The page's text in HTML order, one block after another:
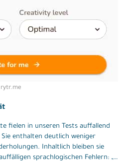
fielen in unseren Tests auffallend
Sie enthalten deutlich weniger
Inhaltlich bleiben sie
sprachlogischen Fehlern: „…